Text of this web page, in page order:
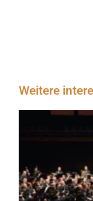
Weitere